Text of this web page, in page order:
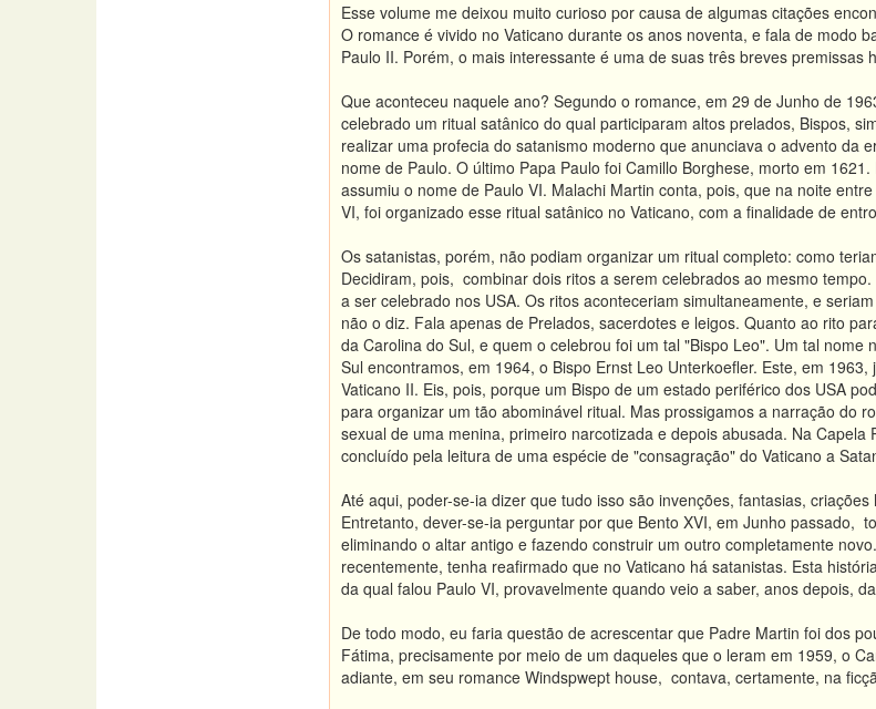
Esse volume me deixou muito curioso por causa de algumas citações
O romance é vivido no Vaticano durante os anos noventa, e fala de modo
Paulo II. Porém, o mais interessante é uma de suas três breves premissas
Que aconteceu naquele ano? Segundo o romance, em 29 de Junho de
celebrado um ritual satânico do qual participaram altos prelados, Bispos,
realizar uma profecia do satanismo moderno que anunciava o advento da
nome de Paulo. O último Papa Paulo foi Camillo Borghese, morto em
assumiu o nome de Paulo VI. Malachi Martin conta, pois, que na noite
VI, foi organizado esse ritual satânico no Vaticano, com a finalidade de
Os satanistas, porém, não podiam organizar um ritual completo: como
Decidiram, pois, combinar dois ritos a serem celebrados ao mesmo
a ser celebrado nos USA. Os ritos aconteceriam simultaneamente, e
não o diz. Fala apenas de Prelados, sacerdotes e leigos. Quanto ao rito
da Carolina do Sul, e quem o celebrou foi um tal "Bispo Leo". Um tal
Sul encontramos, em 1964, o Bispo Ernst Leo Unterkoefler. Este, em
Vaticano II. Eis, pois, porque um Bispo de um estado periférico dos USA
para organizar um tão abominável ritual. Mas prossigamos a narração do
sexual de uma menina, primeiro narcotizada e depois abusada. Na
concluído pela leitura de uma espécie de "consagração" do Vaticano a
Até aqui, poder-se-ia dizer que tudo isso são invenções, fantasias,
Entretanto, dever-se-ia perguntar por que Bento XVI, em Junho passado,
eliminando o altar antigo e fazendo construir um outro completamente
recentemente, tenha reafirmado que no Vaticano há satanistas. Esta
da qual falou Paulo VI, provavelmente quando veio a saber, anos depois,
De todo modo, eu faria questão de acrescentar que Padre Martin foi dos
Fátima, precisamente por meio de um daqueles que o leram em 1959, o
adiante, em seu romance Windspwept house, contava, certamente, na